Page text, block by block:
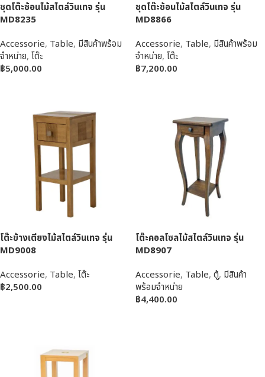
ชุดโต๊ะซ้อนไม้สไตล์วินเทจ รุ่น
MD8235
Accessorie, Table, มีสินค้าพร้อม
จำหน่าย, โต๊ะ
฿5,000.00
ชุดโต๊ะซ้อนไม้สไตล์วินเทจ รุ่น
MD8866
Accessorie, Table, มีสินค้าพร้อม
จำหน่าย, โต๊ะ
฿7,200.00
โต๊ะข้างเตียงไม้สไตล์วินเทจ รุ่น
MD9008
Accessorie, Table, โต๊ะ
฿2,500.00
โต๊ะคอลโซลไม้สไตล์วินเทจ รุ่น
MD8907
Accessorie, Table, ตู้, มีสินค้า
พร้อมจำหน่าย
฿4,400.00